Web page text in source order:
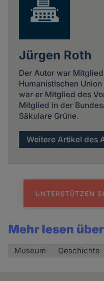
Jürgen Roth
Der Autor war
Humanistischen
war er Mitglied des
Mitglied in der
Säkulare Grüne.
Weitere Artikel des
Mehr lesen
Museum Geschichte